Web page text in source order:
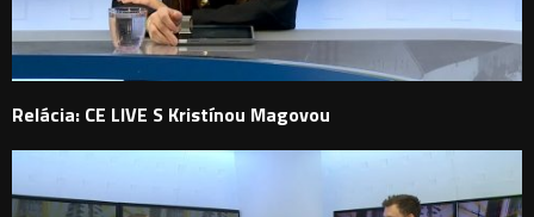
Relácia: CE LIVE S Kristínou Magovou